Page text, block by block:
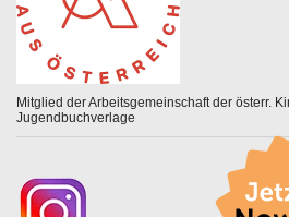
Mitglied der Arbeitsgemeinschaft der österr.
Jugendbuchverlage